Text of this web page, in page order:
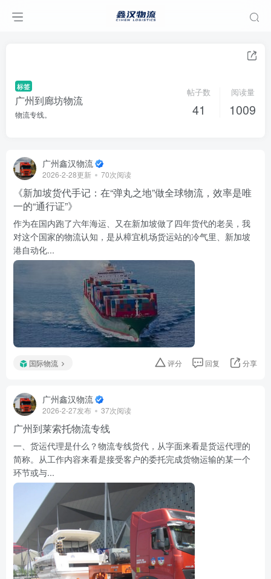
标签
广州到廊坊物流
物流专线。
帖子数
41
阅读量
1009
广州鑫汉物流
2026-2-28更新 70次阅读
《新加坡货代手记：在“弹丸之地”做全球物流，效率是唯
一的“通行证”》
作为在国内跑了六年海运、又在新加坡做了四年货代的老吴，我
对这个国家的物流认知，是从樟宜机场货运站的冷气里、新加坡
港自动化...
国际物流 评分 回复 分享
广州鑫汉物流
2026-2-27发布 37次阅读
广州到莱索托物流专线
一、货运代理是什么？物流专线货代，从字面来看是货运代理的
简称。从工作内容来看是接受客户的委托完成货物运输的某一个
环节或与...